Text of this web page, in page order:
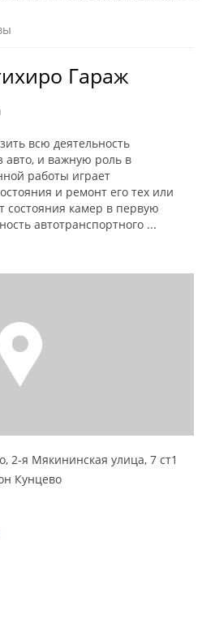
Гараж
всю деятельность
авто, и важную роль в
работы играет
и ремонт его тех или
состояния камер в первую
автотранспортного ...
2-я Мякининская улица, 7 ст1
Кунцево